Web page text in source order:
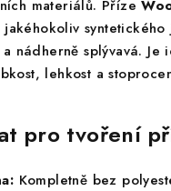
materiálů. Příze
nádherně splývavá.
lehkost a
pro tvoření
Kompletně bez